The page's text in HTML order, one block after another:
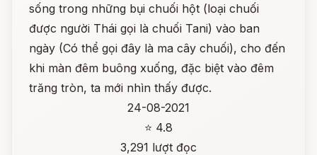
sống trong những bụi chuối hột (loại chuối
được người Thái gọi là chuối Tani) vào ban
ngày (Có thể gọi đây là ma cây chuối), cho đến
khi màn đêm buông xuống, đặc biệt vào đêm
trăng tròn, ta mới nhìn thấy được.
24-08-2021
⭐ 4.8
3,291 lượt đọc